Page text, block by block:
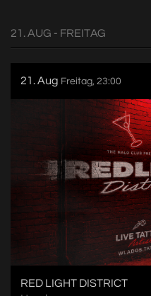
21. AUG - FREITAG
21. Aug Freitag, 23:00
RED LIGHT DISTRICT